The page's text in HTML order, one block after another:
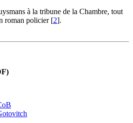
à la tribune de la Chambre, tout
roman policier[2].